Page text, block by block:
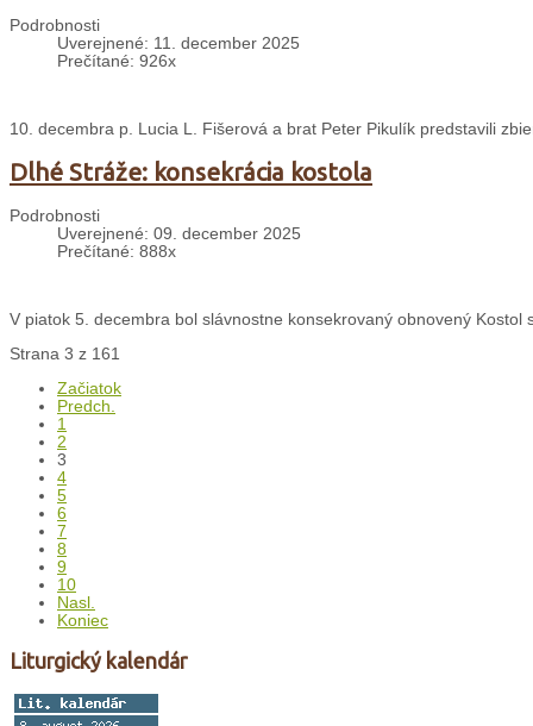
Podrobnosti
Uverejnené: 11. december 2025
Prečítané: 926x
10. decembra p. Lucia L. Fišerová a brat Peter Pikulík predstavili
Dlhé Stráže: konsekrácia kostola
Podrobnosti
Uverejnené: 09. december 2025
Prečítané: 888x
V piatok 5. decembra bol slávnostne konsekrovaný obnovený Kostol
Strana 3 z 161
Začiatok
Predch.
1
2
3
4
5
6
7
8
9
10
Nasl.
Koniec
Liturgický kalendár